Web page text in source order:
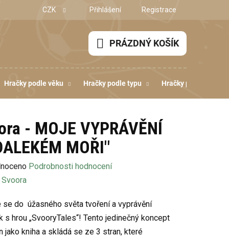
CZK Přihlášení Registrace
NÁKUPNÍ
KOŠÍK
PRÁZDNÝ KOŠÍK
Hračky podle věku Hračky podle typu Hračky podle
- MOJE VYPRÁVĚNÍ
MOŘI"
Podrobnosti hodnocení
Svoora
se do úžasného světa tvoření a vyprávění
s hrou „SvooryTales“! Tento jedinečný koncept
jako kniha a skládá se ze 3 stran, které